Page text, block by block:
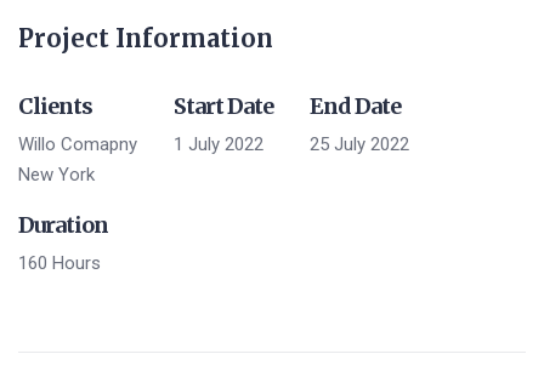
Project Information
Clients
Willo Comapny
New York
Start Date
1 July 2022
End Date
25 July 2022
Duration
160 Hours